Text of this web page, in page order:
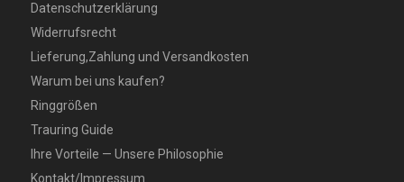
Datenschutzerklärung
Widerrufsrecht
Lieferung,Zahlung und Versandkosten
Warum bei uns kaufen?
Ringgrößen
Trauring Guide
Ihre Vorteile — Unsere Philosophie
Kontakt/Impressum